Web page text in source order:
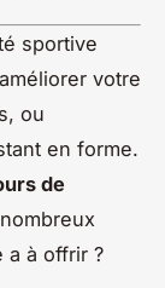
sportive
votre
ou
en forme.
de
a à offrir ?